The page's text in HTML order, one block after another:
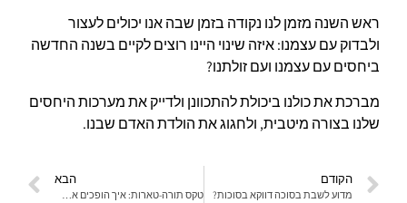
ראש השנה מזמן לנו נקודה בזמן שבה אנו יכולים לעצור
ולבדוק עם עצמנו: איזה שינוי היינו רוצים לקיים בשנה החדשה
ביחסים עם עצמנו ועם זולתנו?
מברכת את כולנו ביכולת להתכוונן ולדייק את מערכות היחסים
שלנו בצורה מיטבית, ולחגוג את הולדת האדם שבנו.
הקודם
מדוע לשבת בסוכה דווקא בסוכות?
הבא
טקס תורה-טארות: איך הופכים את ה"קללה" לברכה?